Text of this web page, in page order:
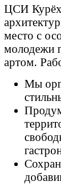
ЦСИ
место с
молодежи
артом.
Мы